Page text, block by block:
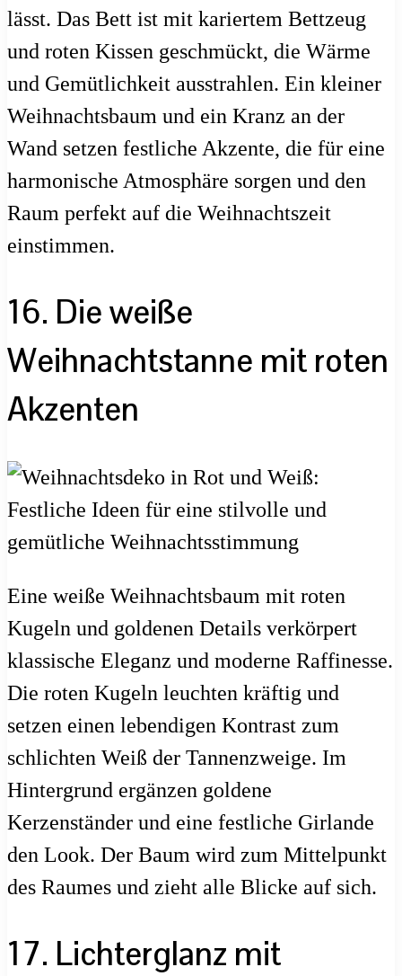
lässt. Das Bett ist mit kariertem Bettzeug
und roten Kissen geschmückt, die Wärme
und Gemütlichkeit ausstrahlen. Ein kleiner
Weihnachtsbaum und ein Kranz an der
Wand setzen festliche Akzente, die für eine
harmonische Atmosphäre sorgen und den
Raum perfekt auf die Weihnachtszeit
einstimmen.
16. Die weiße
Weihnachtstanne mit roten
Akzenten
Eine weiße Weihnachtsbaum mit roten
Kugeln und goldenen Details verkörpert
klassische Eleganz und moderne Raffinesse.
Die roten Kugeln leuchten kräftig und
setzen einen lebendigen Kontrast zum
schlichten Weiß der Tannenzweige. Im
Hintergrund ergänzen goldene
Kerzenständer und eine festliche Girlande
den Look. Der Baum wird zum Mittelpunkt
des Raumes und zieht alle Blicke auf sich.
17. Lichterglanz mit